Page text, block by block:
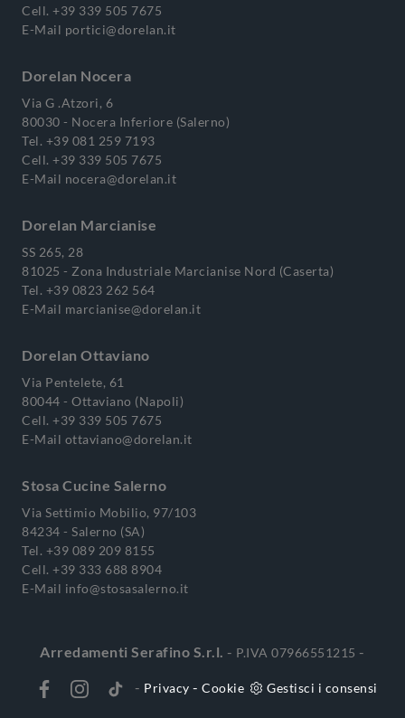
Cell. +39 339 505 7675
E-Mail portici@dorelan.it
Dorelan Nocera
Via G .Atzori, 6
80030 - Nocera Inferiore (Salerno)
Tel. +39 081 259 7193
Cell. +39 339 505 7675
E-Mail nocera@dorelan.it
Dorelan Marcianise
SS 265, 28
81025 - Zona Industriale Marcianise Nord (Caserta)
Tel. +39 0823 262 564
E-Mail marcianise@dorelan.it
Dorelan Ottaviano
Via Pentelete, 61
80044 - Ottaviano (Napoli)
Cell. +39 339 505 7675
E-Mail ottaviano@dorelan.it
Stosa Cucine Salerno
Via Settimio Mobilio, 97/103
84234 - Salerno (SA)
Tel. +39 089 209 8155
Cell. +39 333 688 8904
E-Mail info@stosasalerno.it
Arredamenti Serafino S.r.l. - P.IVA 07966551215 -
- Privacy - Cookie Gestisci i consensi